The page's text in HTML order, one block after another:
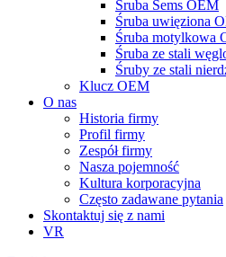
Śruba Sems OEM
Śruba uwięziona
Śruba motylkowa
Śruba ze stali
Śruby ze stali
Klucz OEM
O nas
Historia firmy
Profil firmy
Zespół firmy
Nasza pojemność
Kultura korporacyjna
Często zadawane pytania
Skontaktuj się z nami
VR